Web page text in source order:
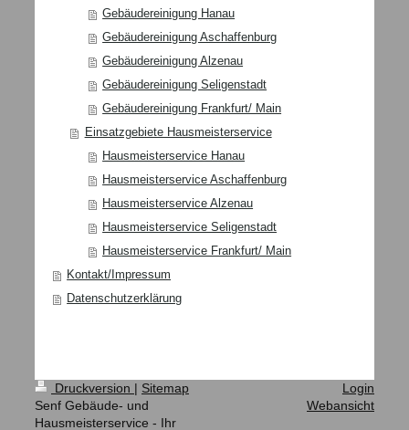
Gebäudereinigung Hanau
Gebäudereinigung Aschaffenburg
Gebäudereinigung Alzenau
Gebäudereinigung Seligenstadt
Gebäudereinigung Frankfurt/ Main
Einsatzgebiete Hausmeisterservice
Hausmeisterservice Hanau
Hausmeisterservice Aschaffenburg
Hausmeisterservice Alzenau
Hausmeisterservice Seligenstadt
Hausmeisterservice Frankfurt/ Main
Kontakt/Impressum
Datenschutzerklärung
Druckversion | Sitemap
Senf Gebäude- und
Hausmeisterservice - Ihr
Login
Webansicht